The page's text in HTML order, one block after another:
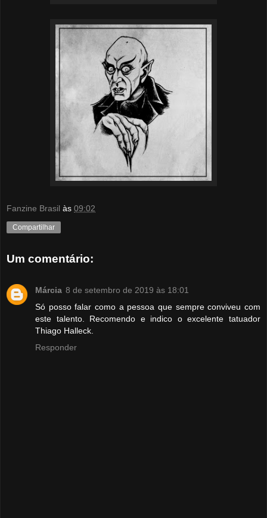
Fanzine Brasil às 09:02
Compartilhar
Um comentário:
Márcia 8 de setembro de 2019 às 18:01
Só posso falar como a pessoa que sempre conviveu com
este talento. Recomendo e indico o excelente tatuador
Thiago Halleck.
Responder